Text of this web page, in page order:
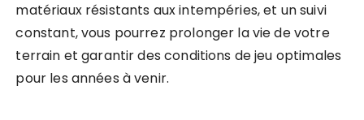
matériaux résistants aux intempéries, et un suivi
constant, vous pourrez prolonger la vie de votre
terrain et garantir des conditions de jeu optimales
pour les années à venir.